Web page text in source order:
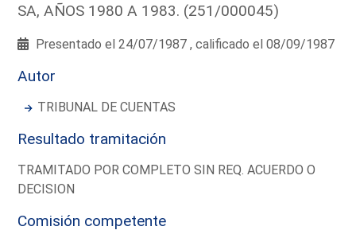
SA, AÑOS 1980 A 1983. (251/000045)
Presentado el 24/07/1987 , calificado el 08/09/1987
Autor
TRIBUNAL DE CUENTAS
Resultado tramitación
TRAMITADO POR COMPLETO SIN REQ. ACUERDO O
DECISION
Comisión competente